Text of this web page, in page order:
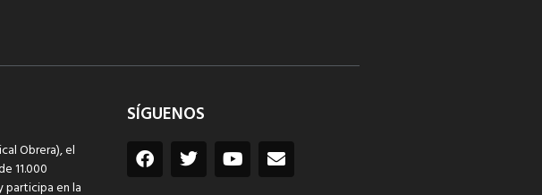
Obrera), el
11.000
participa en la
SÍGUENOS